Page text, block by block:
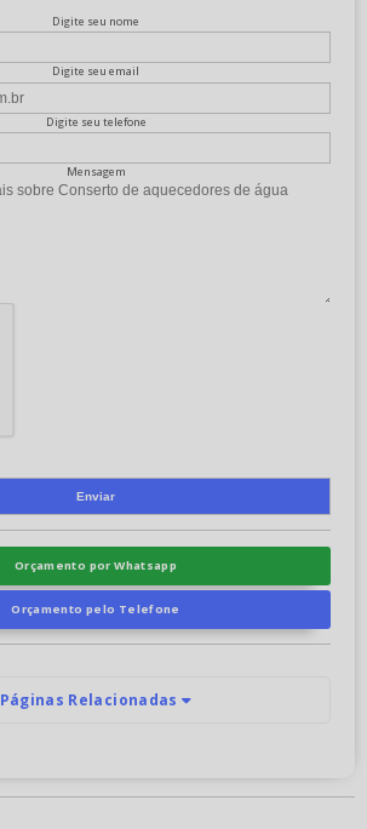
Digite seu nome
Digite seu email
Digite seu telefone
Mensagem
Orçamento por Whatsapp
Orçamento pelo Telefone
Páginas Relacionadas